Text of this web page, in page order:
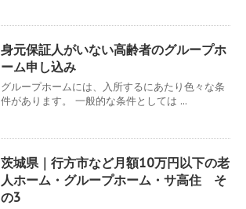
身元保証人がいない高齢者のグループホ
ーム申し込み
グループホームには、入所するにあたり色々な条
件があります。 一般的な条件としては ...
茨城県｜行方市など月額10万円以下の老
人ホーム・グループホーム・サ高住 そ
の3